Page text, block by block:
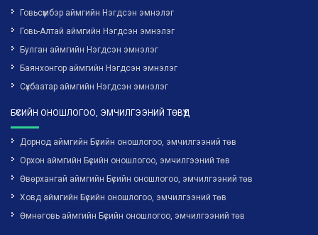
Говьсүмбэр аймгийн Нэгдсэн эмнэлэг
Говь-Алтай аймгийн Нэгдсэн эмнэлэг
Булган аймгийн Нэгдсэн эмнэлэг
Баянхонгор аймгийн Нэгдсэн эмнэлэг
Сүхбаатар аймгийн Нэгдсэн эмнэлэг
БҮСИЙН ОНОШЛОГОО, ЭМЧИЛГЭЭНИЙ ТӨВҮҮД
Дорнод аймгийн Бүсийн оношлогоо, эмчилгээний төв
Орхон аймгийн Бүсийн оношлогоо, эмчилгээний төв
Өвөрхангай аймгийн Бүсийн оношлогоо, эмчилгээний төв
Ховд аймгийн Бүсийн оношлогоо, эмчилгээний төв
Өмнөговь аймгийн Бүсийн оношлогоо, эмчилгээний төв